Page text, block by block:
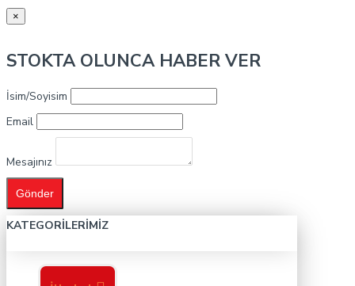
×
STOKTA OLUNCA HABER VER
İsim/Soyisim
Email
Mesajınız
Gönder
KATEGORILERIMIZ